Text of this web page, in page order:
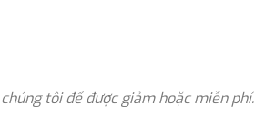
tôi để được giảm hoặc miễn phí.